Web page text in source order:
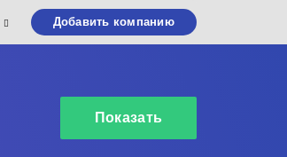
Добавить компанию